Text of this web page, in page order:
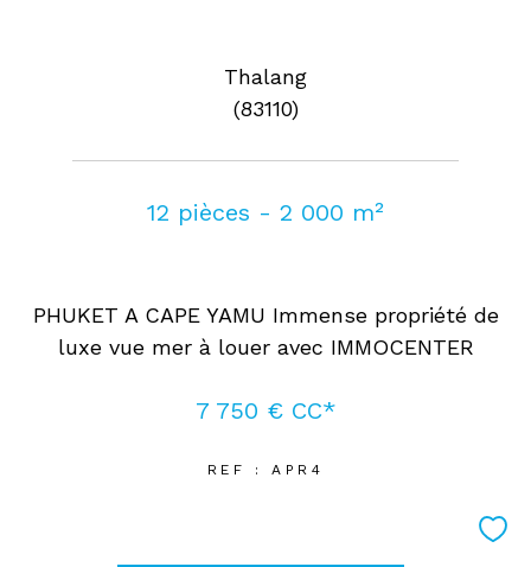
Thalang
(83110)
12 pièces - 2 000 m²
PHUKET A CAPE YAMU Immense propriété de
luxe vue mer à louer avec IMMOCENTER
7 750 € CC*
REF : APR4